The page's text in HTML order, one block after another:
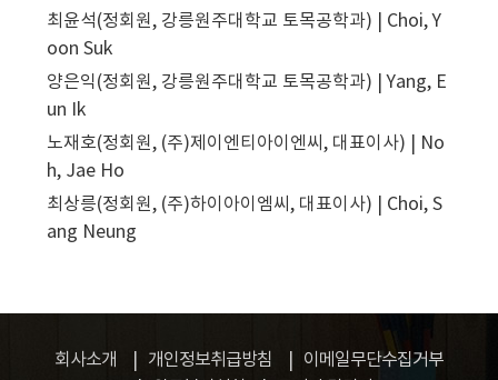
최윤석(정회원, 강릉원주대학교 토목공학과) | Choi, Y
oon Suk
양은익(정회원, 강릉원주대학교 토목공학과) | Yang, E
un Ik
노재호(정회원, (주)제이엔티아이엔씨, 대표이사) | No
h, Jae Ho
최상릉(정회원, (주)하이아이엠씨, 대표이사) | Choi, S
ang Neung
회사소개 개인정보취급방침
이메일무단수집거부